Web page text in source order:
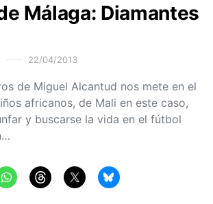
Málaga: Diamantes
22/04/2013
de Miguel Alcantud nos mete en el
africanos, de Mali en este caso,
y buscarse la vida en el fútbol